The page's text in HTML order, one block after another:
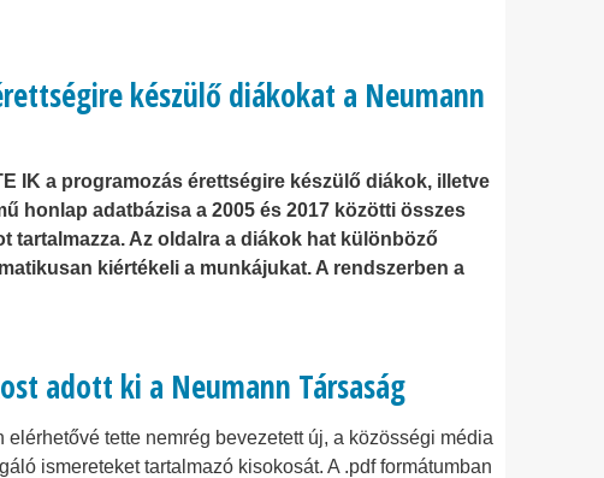
készülő diákokat a Neumann
IK a programozás érettségire készülő diákok, illetve
honlap adatbázisa a 2005 és 2017 közötti összes
tartalmazza. Az oldalra a diákok hat különböző
kiértékeli a munkájukat. A rendszerben a
adott ki a Neumann Társaság
tette nemrég bevezetett új, a közösségi média
ismereteket tartalmazó kisokosát. A .pdf formátumban